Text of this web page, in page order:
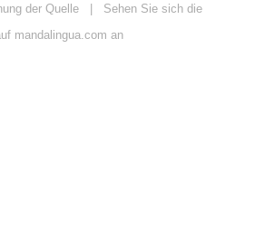
der Quelle | Sehen Sie sich die
mandalingua.com an